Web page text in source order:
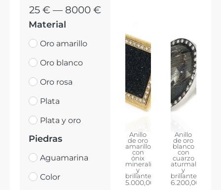
25 € — 8000 €
Material
Oro amarillo
Oro blanco
Oro rosa
Plata
Plata y oro
Piedras
Aguamarina
Color
Anillo
de oro
amarillo
con
ónix
mineralizado
y
brillantes.
5.000,00
Anillo
de oro
blanco
con
cuarzo
aturmalinado
y
brillantes.
6.200,00